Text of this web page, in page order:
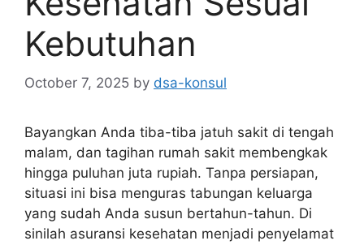
Kebutuhan
October 7, 2025 by dsa-konsul
Bayangkan Anda tiba-tiba jatuh sakit di tengah
malam, dan tagihan rumah sakit membengkak
hingga puluhan juta rupiah. Tanpa persiapan,
situasi ini bisa menguras tabungan keluarga
yang sudah Anda susun bertahun-tahun. Di
sinilah asuransi kesehatan menjadi penyelamat